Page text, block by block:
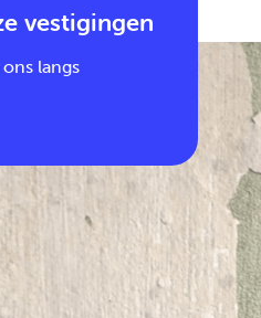
vestigingen
langs